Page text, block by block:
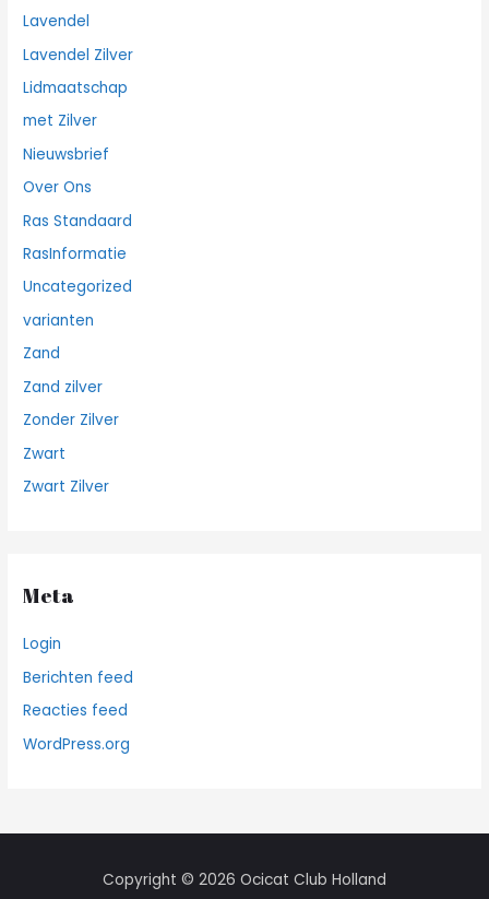
Lavendel
Lavendel Zilver
Lidmaatschap
met Zilver
Nieuwsbrief
Over Ons
Ras Standaard
RasInformatie
Uncategorized
varianten
Zand
Zand zilver
Zonder Zilver
Zwart
Zwart Zilver
Meta
Login
Berichten feed
Reacties feed
WordPress.org
Copyright © 2026 Ocicat Club Holland